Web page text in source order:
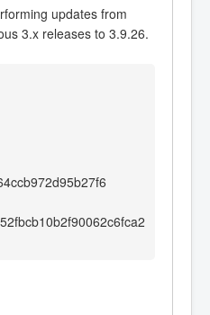
updates from
3.x releases to 3.9.26.